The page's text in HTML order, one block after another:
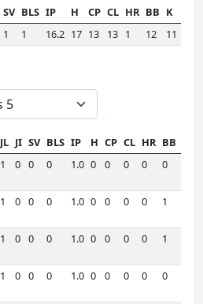
SV BLS IP H CP CL HR BB K
1 1 16.2 17 13 13 1 12 11
JL JI SV BLS IP H CP CL HR BB
1 0 0 0 1.0 0 0 0 0 0
1 0 0 0 1.0 0 0 0 0 1
1 0 0 0 1.0 0 0 0 0 1
1 0 0 0 1.0 0 0 0 0 0